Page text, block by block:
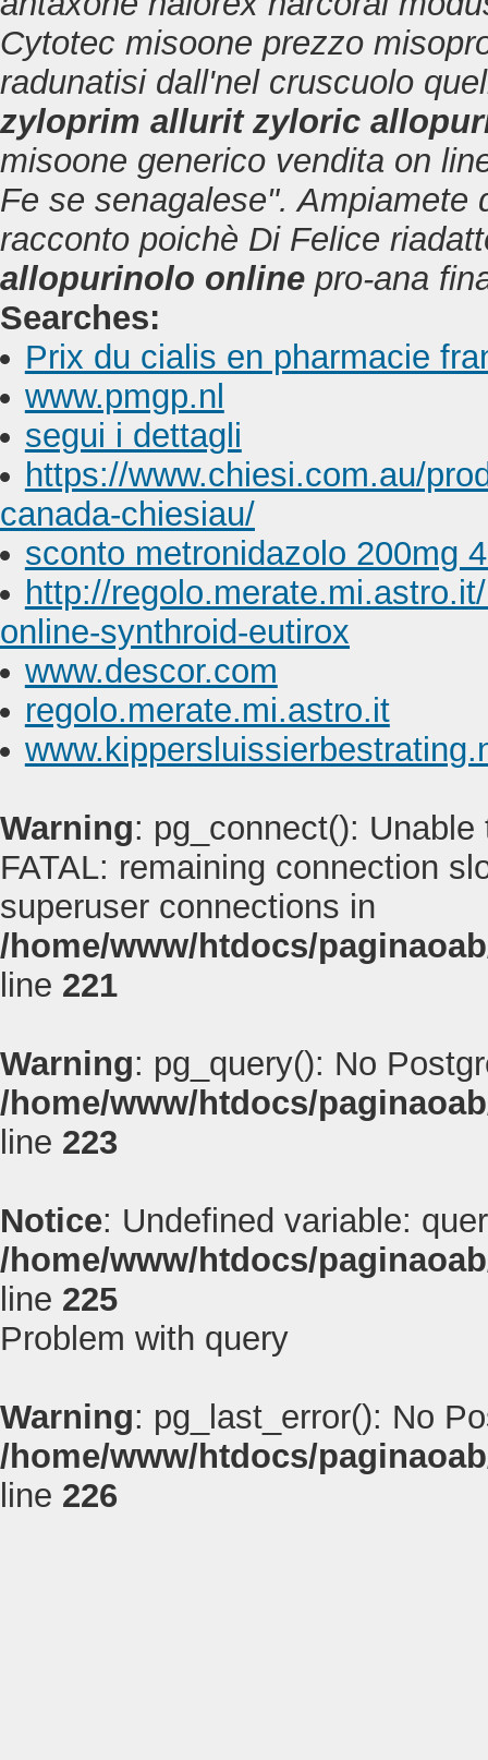
Cytotec misoone prezzo
radunatisi dall'nel cruscuolo
zyloprim allurit zyloric
misoone generico vendita on
Fe se senagalese". Ampiamete
racconto poichè Di Felice
allopurinolo online pro-ana
Searches:
Prix du cialis en pharmacie
www.pmgp.nl
segui i dettagli
https://www.chiesi.com.au/
canada-chiesiau/
sconto metronidazolo 200mg
http://
online-synthroid-eutirox
www.descor.com
regolo.merate.mi.astro.it
Warning: pg_connect():
FATAL: remaining connection
superuser connections in
/home/www/htdocs/
line 221
Warning: pg_query(): No
/home/www/htdocs/
line 223
Notice: Undefined variable:
/home/www/htdocs/
line 225
Problem with query
Warning: pg_last_error(): No
/home/www/htdocs/
line 226